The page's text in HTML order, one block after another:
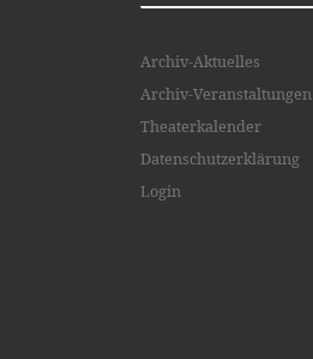
Archiv-Aktuelles
Archiv-Veranstaltungen
Theaterkalender
Datenschutzerklärung
Login